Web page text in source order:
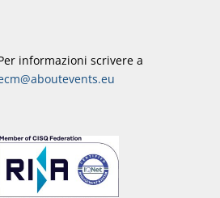
informazioni scrivere a